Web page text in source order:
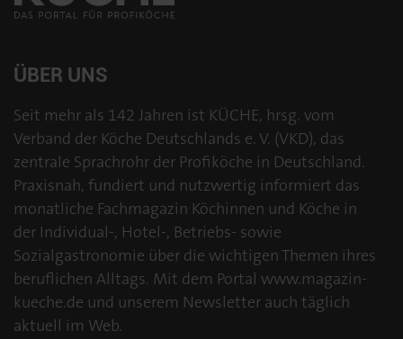
ÜBER UNS
Seit mehr als 142 Jahren ist KÜCHE, hrsg. vom
Verband der Köche Deutschlands e. V. (VKD), das
zentrale Sprachrohr der Profiköche in Deutschland.
Praxisnah, fundiert und nutzwertig informiert das
monatliche Fachmagazin Köchinnen und Köche in
der Individual-, Hotel-, Betriebs- sowie
Sozialgastronomie über die wichtigen Themen ihres
beruflichen Alltags. Mit dem Portal www.magazin-
kueche.de und unserem Newsletter auch täglich
aktuell im Web.